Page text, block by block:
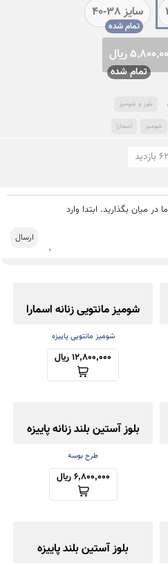
سایز 38-40
ریال
بلوز و شومیز
شومیز اسمارا
شومیز مانتویی زنانه اسمارا
شومیز مانتویی پاییزه
12,800,000 ریال
بلوز آستین بلند زنانه پاییزه
طرح بوسه
6,800,000 ریال
بلوز آستین بلند پاییزه